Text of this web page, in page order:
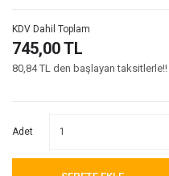
KDV Dahil Toplam
745,00 TL
80,84 TL den başlayan taksitlerle!!
Adet